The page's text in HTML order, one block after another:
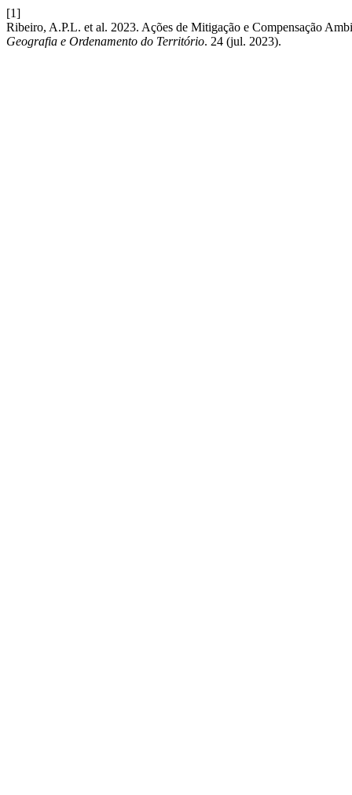
[1]
Ribeiro, A.P.L. et al. 2023. Ações de Mitigação e Compensação
Geografia e Ordenamento do Território. 24 (jul. 2023).